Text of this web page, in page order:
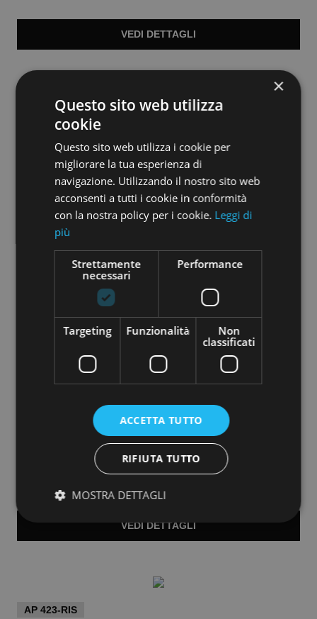
VEDI DETTAGLI
VI 118-RIS
Locali: 8 Bagni: 3 m2 : 216
VEDI DETTAGLI
Locali: 4 Bagni: 1 m : 58
DETTAGLI
euro 180.000
Migliarina
VEDI DETTAGLI
AP 423-RIS
×
Questo sito web utilizza
cookie
Questo sito web utilizza i cookie per
migliorare la tua esperienza di
navigazione. Utilizzando il nostro sito web
acconsenti a tutti i cookie in conformità
con la nostra policy per i cookie. Leggi di
più
Strettamente
necessari
Performance
Targeting Funzionalità
Non
classificati
ACCETTA TUTTO
RIFIUTA TUTTO
MOSTRA DETTAGLI